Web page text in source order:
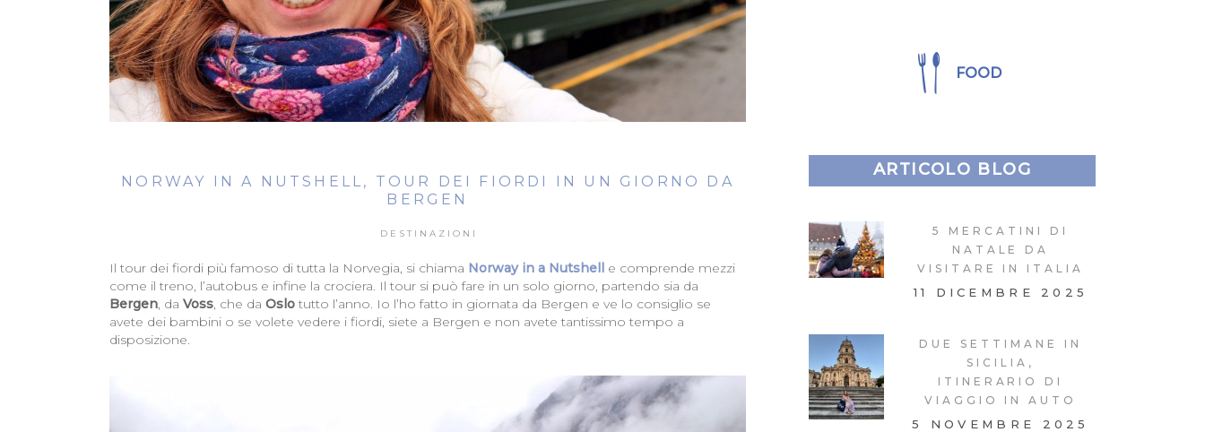
NORWAY IN A NUTSHELL, TOUR DEI FIORDI IN UN GIORNO DA
BERGEN
DESTINAZIONI
Il tour dei fiordi più famoso di tutta la Norvegia, si chiama Norway in a Nutshell e comprende mezzi
come il treno, l’autobus e infine la crociera. Il tour si può fare in un solo giorno, partendo sia da
Bergen, da Voss, che da Oslo tutto l’anno. Io l’ho fatto in giornata da Bergen e ve lo consiglio se
avete dei bambini o se volete vedere i fiordi, siete a Bergen e non avete tantissimo tempo a
disposizione.
FOOD
ARTICOLO BLOG
5 MERCATINI DI
NATALE DA
VISITARE IN ITALIA
11 DICEMBRE 2025
DUE SETTIMANE IN
SICILIA,
ITINERARIO DI
VIAGGIO IN AUTO
5 NOVEMBRE 2025